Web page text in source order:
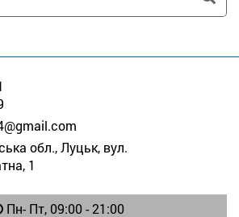
@gmail.com
обл., Луцьк, вул.
1
Пн- Пт, 09:00 - 21:00